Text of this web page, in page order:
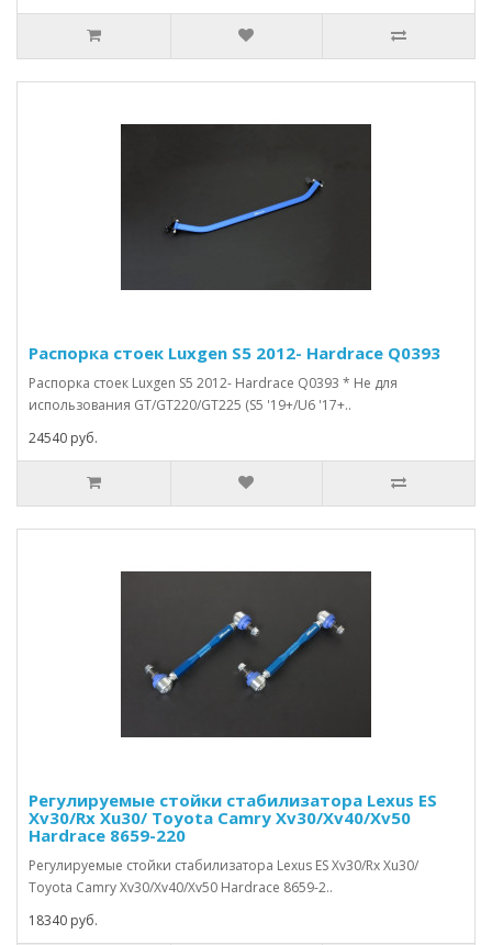
Распорка стоек Luxgen S5 2012- Hardrace Q0393
Распорка стоек Luxgen S5 2012- Hardrace Q0393 * Не для
использования GT/GT220/GT225 (S5 '19+/U6 '17+..
24540 руб.
Регулируемые стойки стабилизатора Lexus ES
Xv30/Rx Xu30/ Toyota Camry Xv30/Xv40/Xv50
Hardrace 8659-220
Регулируемые стойки стабилизатора Lexus ES Xv30/Rx Xu30/
Toyota Camry Xv30/Xv40/Xv50 Hardrace 8659-2..
18340 руб.